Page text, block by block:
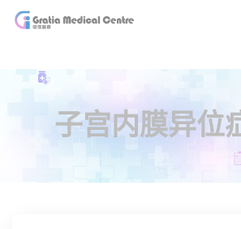
服务范畴
子宫内膜异位